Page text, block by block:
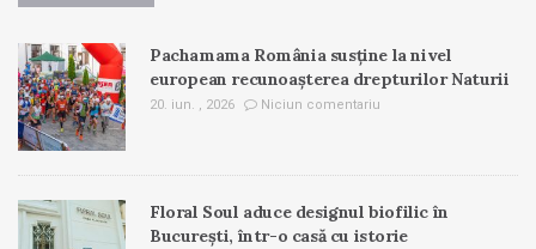
Pachamama România susține la nivel
european recunoașterea drepturilor Naturii
20. iun. , 2026 Niciun comentariu
Floral Soul aduce designul biofilic în
București, într-o casă cu istorie